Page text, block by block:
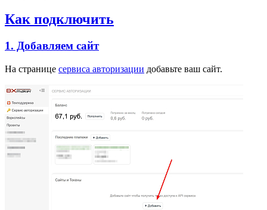
Как подключить
1. Добавляем сайт
На странице сервиса авторизации добавьте ваш сайт.